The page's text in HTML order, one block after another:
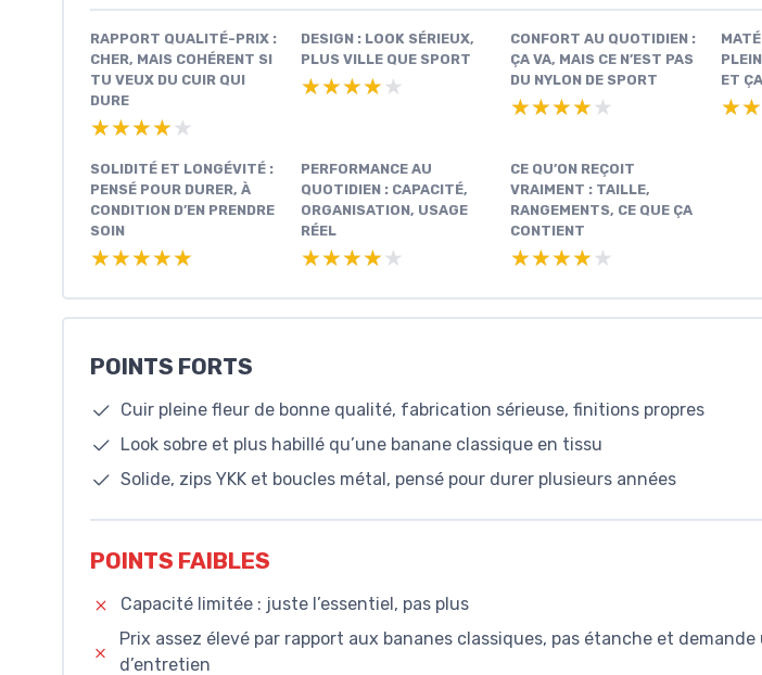
RAPPORT QUALITÉ-PRIX :
CHER, MAIS COHÉRENT SI
TU VEUX DU CUIR QUI
DURE
★★★★★
★★★★★
DESIGN : LOOK SÉRIEUX,
PLUS VILLE QUE SPORT
★★★★★
★★★★★
CONFORT AU QUOTIDIEN :
ÇA VA, MAIS CE N’EST PAS
DU NYLON DE SPORT
★★★★★
★★★★★
ET
SOLIDITÉ ET LONGÉVITÉ :
PENSÉ POUR DURER, À
CONDITION D’EN PRENDRE
SOIN
★★★★★
★★★★★
PERFORMANCE AU
QUOTIDIEN : CAPACITÉ,
ORGANISATION, USAGE
RÉEL
★★★★★
★★★★★
CE QU’ON REÇOIT
VRAIMENT : TAILLE,
RANGEMENTS, CE QUE ÇA
CONTIENT
★★★★★
★★★★★
POINTS FORTS
Cuir pleine fleur de bonne qualité, fabrication sérieuse, finitions propres
Look sobre et plus habillé qu’une banane classique en tissu
Solide, zips YKK et boucles métal, pensé pour durer plusieurs années
POINTS FAIBLES
Capacité limitée : juste l’essentiel, pas plus
Prix assez élevé par rapport aux bananes classiques, pas étanche et
d’entretien